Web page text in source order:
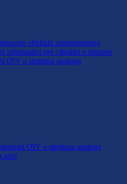
obblighi amministrativi
informativi per cittadini e imprese
OIV o struttura analoga
OIV o struttura analoga
zero